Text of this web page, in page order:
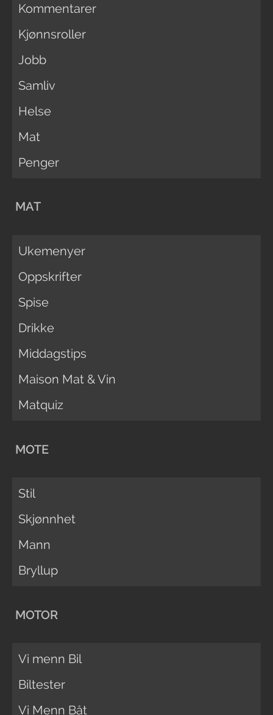
Kommentarer
Kjønnsroller
Jobb
Samliv
Helse
Mat
Penger
MAT
Ukemenyer
Oppskrifter
Spise
Drikke
Middagstips
Maison Mat & Vin
Matquiz
MOTE
Stil
Skjønnhet
Mann
Bryllup
MOTOR
Vi menn Bil
Biltester
Vi Menn Båt